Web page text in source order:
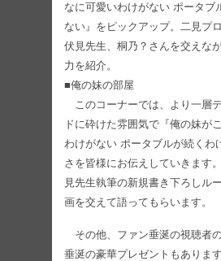
なに可愛いわけがない ポータブ
ない』をピックアップ。二見プ
伏見先生、桐乃？さんを交えな
力を紹介。
■俺の妹の部屋
このコーナーでは、より一層
ドに砕けた雰囲気で『俺の妹が
わけがない ポータブルが続くわ
さを皆様にお伝えしていきます
見先生執筆の新規書き下ろしル
画を交えて語ってもらいます。
その他、ファン垂涎の視聴者
垂涎の豪華プレゼントもありま